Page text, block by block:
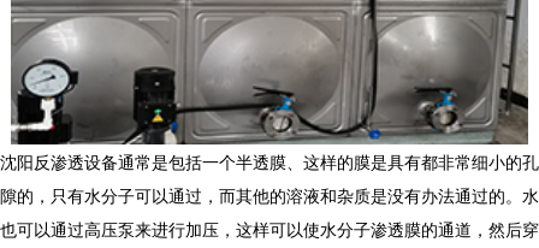
沈阳反渗透设备通常是包括一个半透膜、这样的膜是具有都非常细小的孔
隙的，只有水分子可以通过，而其他的溶液和杂质是没有办法通过的。水
也可以通过高压泵来进行加压，这样可以使水分子渗透膜的通道，然后穿